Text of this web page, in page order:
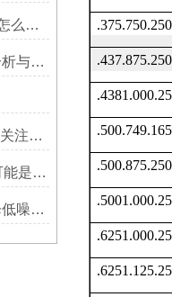
Tri-Clamp Gasket垫圈材质怎么选？EPDM、硅胶还是PTFE？
Blacoh脉冲阻尼器的性能分析与测试方法
在购买Carver压力机时，应关注哪些性能指标？
Zero-Max联轴器老是断？可能是选型没考虑径向偏差
解析Blacoh脉冲阻尼器对降低噪音的显著作用